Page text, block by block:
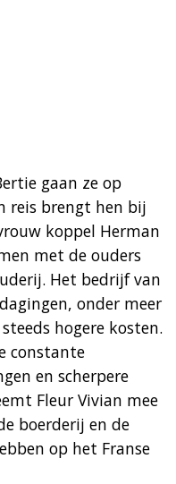
gaan ze op
reis brengt hen bij
koppel Herman
met de ouders
Het bedrijf van
onder meer
hogere kosten.
constante
en scherpere
Fleur Vivian mee
boerderij en de
op het Franse